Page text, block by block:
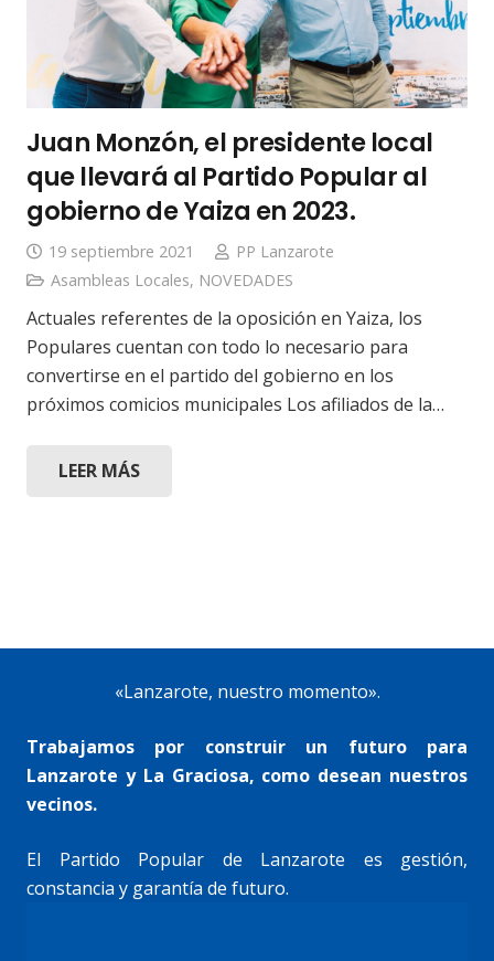
Juan Monzón, el presidente local
que llevará al Partido Popular al
gobierno de Yaiza en 2023.
19 septiembre 2021
PP Lanzarote
Asambleas Locales, NOVEDADES
Actuales referentes de la oposición en Yaiza, los
Populares cuentan con todo lo necesario para
convertirse en el partido del gobierno en los
próximos comicios municipales Los afiliados de la…
LEER MÁS
«Lanzarote, nuestro momento».
Trabajamos por construir un futuro para
Lanzarote y La Graciosa, como desean nuestros
vecinos.
El Partido Popular de Lanzarote es gestión,
constancia y garantía de futuro.